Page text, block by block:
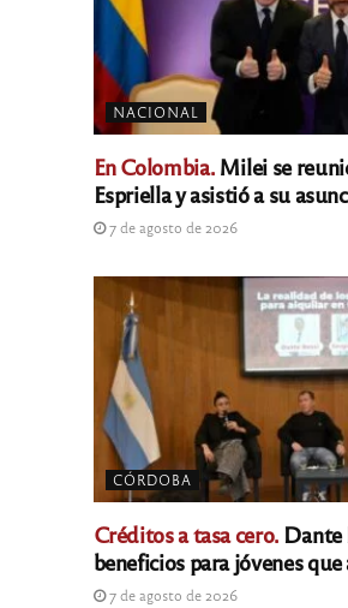
NACIONAL
En Colombia.Milei se
Espriella y asistió a su
7 de agosto de 2026
CÓRDOBA
Créditos a tasa cero.Dante
beneficios para jóvenes
7 de agosto de 2026